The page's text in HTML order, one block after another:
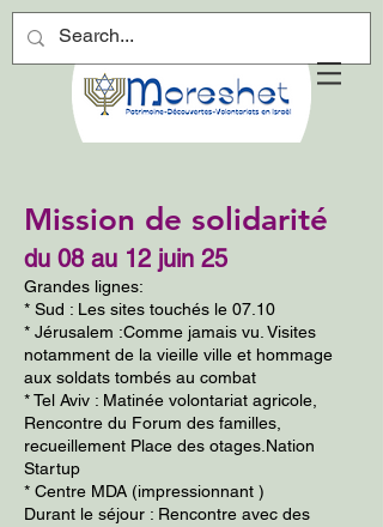
Mission de solidarité
du 08 au 12 juin 25
Grandes lignes:
* Sud : Les sites touchés le 07.10
* Jérusalem :Comme jamais vu. Visites
notamment de la vieille ville et hommage
aux soldats tombés au combat
* Tel Aviv : Matinée volontariat agricole,
Rencontre du Forum des familles,
recueillement Place des otages.Nation
Startup
* Centre MDA (impressionnant )
Durant le séjour : Rencontre avec des